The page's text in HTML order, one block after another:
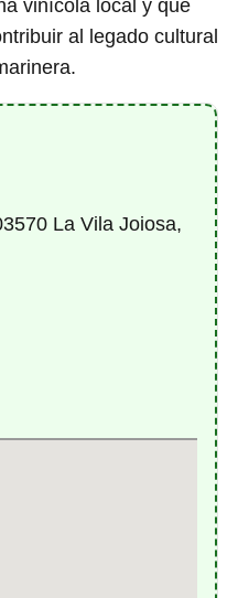
vinícola local y que
al legado cultural
La Vila Joiosa,